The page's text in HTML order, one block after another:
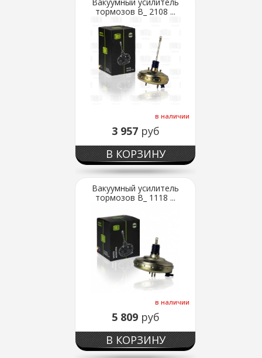
тормозов В_ 2108 ...
в наличии
3 957 руб
В КОРЗИНУ
Вакуумный усилитель
тормозов В_ 1118 ...
в наличии
5 809 руб
В КОРЗИНУ